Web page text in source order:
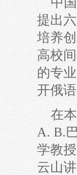
提出
培养
高校
的专
开俄
在
А. В.
学教
云山